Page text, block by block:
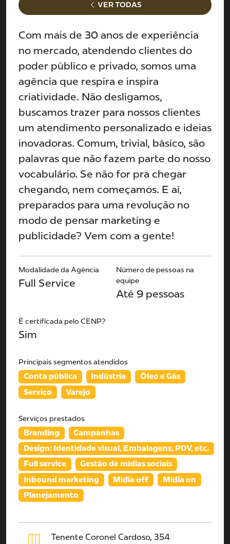
VER TODAS
Com mais de 30 anos de experiência
no mercado, atendendo clientes do
poder público e privado, somos uma
agência que respira e inspira
criatividade. Não desligamos,
buscamos trazer para nossos clientes
um atendimento personalizado e ideias
inovadoras. Comum, trivial, básico, são
palavras que não fazem parte do nosso
vocabulário. Se não for pra chegar
chegando, nem começamos. E aí,
preparados para uma revolução no
modo de pensar marketing e
publicidade? Vem com a gente!
Modalidade da Agência
Full Service
Número de pessoas na
equipe
Até 9 pessoas
É certificada pelo CENP?
Sim
Principais segmentos atendidos
Conta pública
Indústria
Óleo e Gás
Serviço
Varejo
Serviços prestados
Branding
Campanhas
Design: Identidade visual, Embalagens, PDV, etc.
Full service
Gestão de mídias sociais
Inbound marketing
Mídia off
Mídia on
Planejamento
Tenente Coronel Cardoso, 354